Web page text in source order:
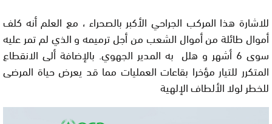
للاشارة هذا المركب الجراحي الأكبر بالصحراء ، مع العلم أنه كلف
أموال طائلة من أموال الشعب من أجل ترميمه و الذي لم تمر عليه
سوى 6 أشهر و هلل به المدير الجهوي. بالإضافة ألى الانقطاع
المتكرر للتيار مؤخرا بقاعات العمليات مما قد يعرض حياة المرضى
للخطر لولا الألطاف الإلهية